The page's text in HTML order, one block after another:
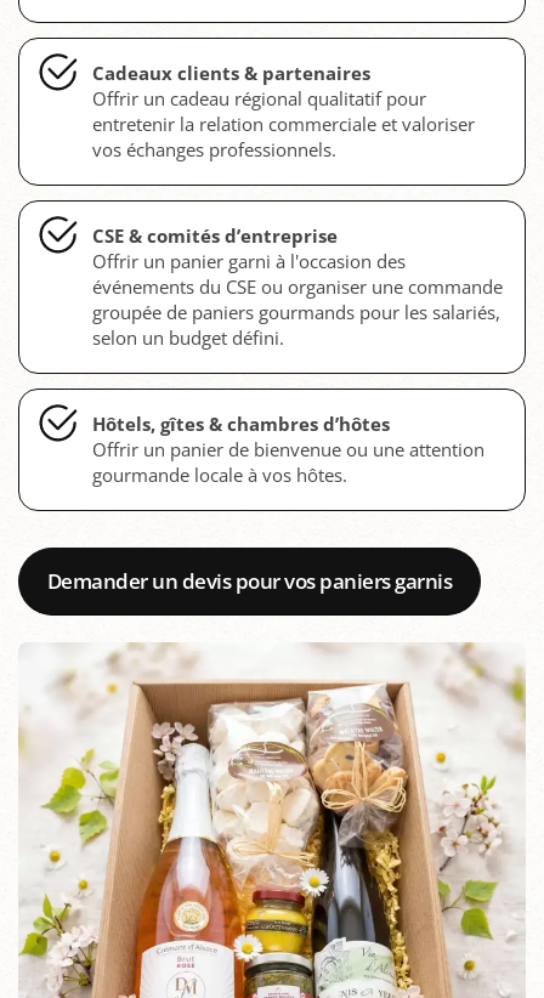
Cadeaux clients & partenaires
Offrir un cadeau régional qualitatif pour
entretenir la relation commerciale et valoriser
vos échanges professionnels.
CSE & comités d’entreprise
Offrir un panier garni à l'occasion des
événements du CSE ou organiser une commande
groupée de paniers gourmands pour les salariés,
selon un budget défini.
Hôtels, gîtes & chambres d’hôtes
Offrir un panier de bienvenue ou une attention
gourmande locale à vos hôtes.
Demander un devis pour vos paniers garnis